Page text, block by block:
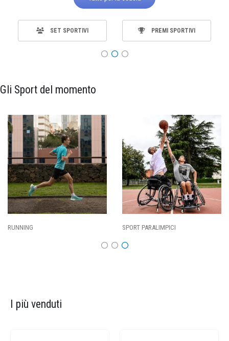
SET SPORTIVI PREMI SPORTIVI
Gli Sport del momento
PARALIMPICI CALCIO
I più venduti